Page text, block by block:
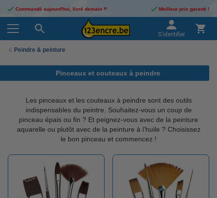
Commandé aujourd'hui, livré demain !* Meilleur prix garanti !
S'identifier
Peindre & peinture
Pinceaux et couteaux à peindre
Les pinceaux et les couteaux à peindre sont des outils
indispensables du peintre. Souhaitez-vous un coup de
pinceau épais ou fin ? Et peignez-vous avec de la peinture
aquarelle ou plutôt avec de la peinture à l’huile ? Choisissez
le bon pinceau et commencez !